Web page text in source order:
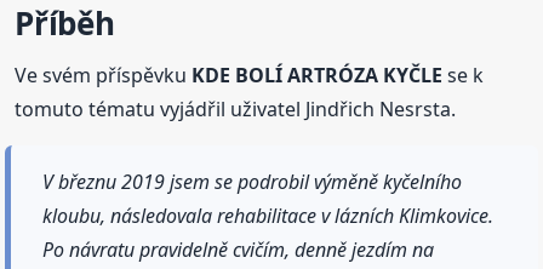
Příběh
Ve svém příspěvku KDE BOLÍ ARTRÓZA KYČLE se k
tomuto tématu vyjádřil uživatel Jindřich Nesrsta.
V březnu 2019 jsem se podrobil výměně kyčelního
kloubu, následovala rehabilitace v lázních Klimkovice.
Po návratu pravidelně cvičím, denně jezdím na